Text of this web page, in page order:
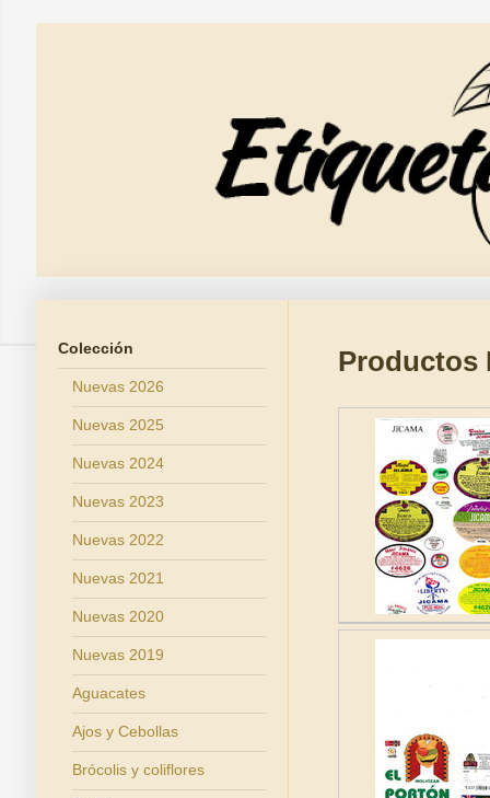
Colección
Nuevas 2026
Nuevas 2025
Nuevas 2024
Nuevas 2023
Nuevas 2022
Nuevas 2021
Nuevas 2020
Nuevas 2019
Aguacates
Ajos y Cebollas
Brócolis y coliflores
Productos